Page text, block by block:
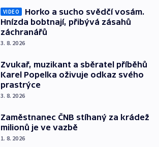
VIDEO
Horko a sucho svědčí vosám.
Hnízda bobtnají, přibývá zásahů
záchranářů
3. 8. 2026
Zvukař, muzikant a sběratel příběhů
Karel Popelka oživuje odkaz svého
prastrýce
3. 8. 2026
Zaměstnanec ČNB stíhaný za krádež
milionů je ve vazbě
1. 8. 2026